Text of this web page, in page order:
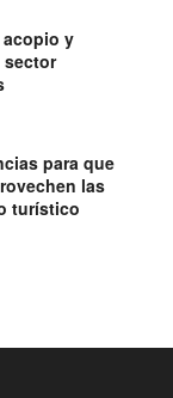
acopio y
sector
para que
las
turístico